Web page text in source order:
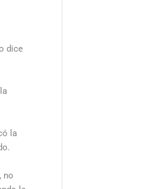
dice
la
no